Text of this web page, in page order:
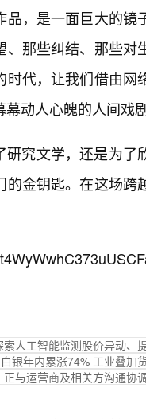
品，是一面巨大的
、那些纠结、那些
时代，让我们借由
幕动人心魄的人间戏
研究文学，还是为
的金钥匙。在这场
人工智能监测股价异动、
银年内累涨74% 工业叠加
与运营商及相关方沟通协